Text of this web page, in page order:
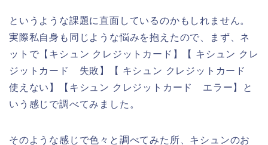
というような課題に直面しているのかもしれません。
実際私自身も同じような悩みを抱えたので、まず、ネ
ットで【キシュン クレジットカード】【 キシュン クレ
ジットカード 失敗】【 キシュン クレジットカード
使えない】【キシュン クレジットカード エラー】と
いう感じで調べてみました。
そのような感じで色々と調べてみた所、キシュンのお